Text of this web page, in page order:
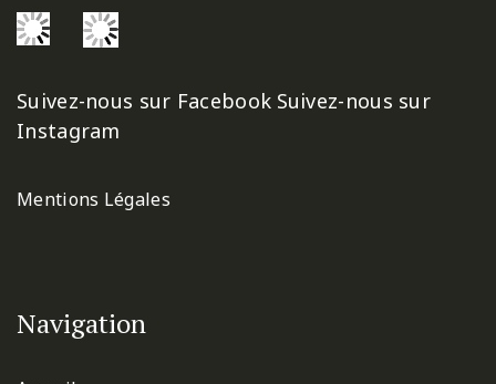
Suivez-nous sur Facebook Suivez-nous sur
Instagram
Mentions Légales
Navigation